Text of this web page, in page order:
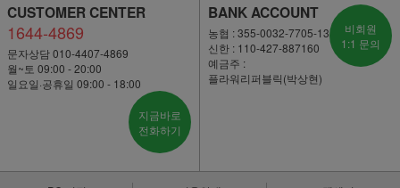
CUSTOMER CENTER
1644-4869
문자상담 010-4407-4869
월~토 09:00 - 20:00
일요일·공휴일 09:00 - 18:00
지금바로
전화하기
BANK ACCOUNT
농협 : 355-0032-7705-13
신한 : 110-427-887160
예금주 :
플라워리퍼블릭(박상현)
비회원
1:1 문의